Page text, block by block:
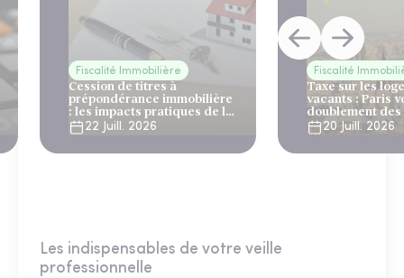
Fiscalité Immobilière
Cession de titres à
prépondérance immobilière
: les impacts pratiques de la
nouvelle obligation de
formalisation
22 Juill. 2026
Fiscalité
Taxe sur les
vacants : Paris
doublement
de 2027
20 Juill. 2026
Les indispensables de votre veille
professionnelle